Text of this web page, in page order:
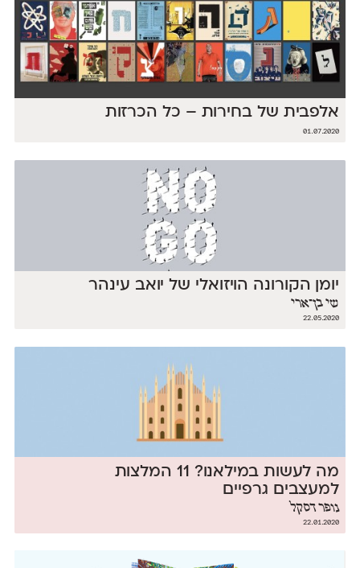
אלפבית של בחירות – כל הכרזות
01.07.2020
יומן הקורונה הויזואלי של יואב עינהר
שי בן־ארי
22.05.2020
מה לעשות במילאנו? 11 המלצות
למעצבים גרפיים
נופר דסקל
22.01.2020